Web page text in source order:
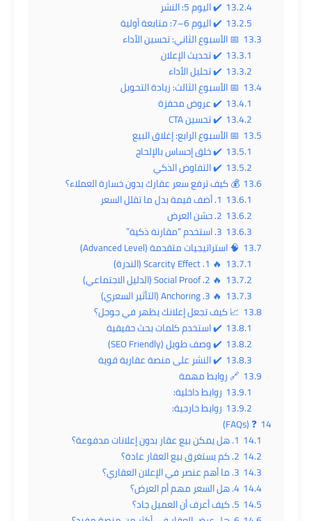
13.2.4 ✔️ اليوم 5: النشر
13.2.5 ✔️ اليوم 6–7: متابعة أولية
13.3 📅 الأسبوع الثاني: تحسين الأداء
13.3.1 ✔️ تحديث الإعلان
13.3.2 ✔️ تحليل الأداء
13.4 📅 الأسبوع الثالث: زيادة التحويل
13.4.1 ✔️ عروض محفزة
13.4.2 ✔️ تحسين CTA
13.5 📅 الأسبوع الرابع: إغلاق البيع
13.5.1 ✔️ خلق إحساس بالإلحاح
13.5.2 ✔️ التفاوض الذكي
13.6 💰 كيف ترفع سعر عقارك بدون خسارة العملاء؟
13.6.1 1. أضف قيمة بدل ما تقلل السعر
13.6.2 2. حسّن العرض
13.6.3 3. استخدم “مقارنة ذكية”
13.7 🧠 استراتيجيات متقدمة (Advanced Level)
13.7.1 🔥 1. Scarcity Effect (الندرة)
13.7.2 🔥 2. Social Proof (الدليل الاجتماعي)
13.7.3 🔥 3. Anchoring (التأثير السعري)
13.8 📈 كيف تجعل إعلانك يظهر في جوجل؟
13.8.1 ✔️ استخدم كلمات بحث حقيقية
13.8.2 ✔️ وصف طويل (SEO Friendly)
13.8.3 ✔️ النشر على منصة عقارية قوية
13.9 🔗 روابط مهمة
13.9.1 روابط داخلية:
13.9.2 روابط خارجية:
14
❓ (FAQs)
14.1 1. هل يمكن بيع عقار بدون إعلانات مدفوعة؟
14.2 2. كم يستغرق بيع العقار عادة؟
14.3 3. ما أهم عنصر في الإعلان العقاري؟
14.4 4. هل السعر مهم أم العرض؟
14.5 5. كيف أعرف أن العميل جاد؟